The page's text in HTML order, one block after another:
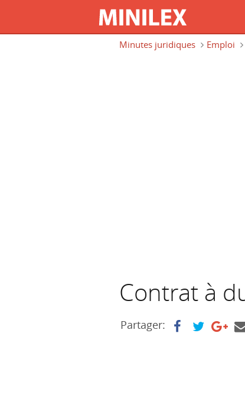
Aller au contenu principal
Minutes juridiques Emploi
Contrat à
Partager: